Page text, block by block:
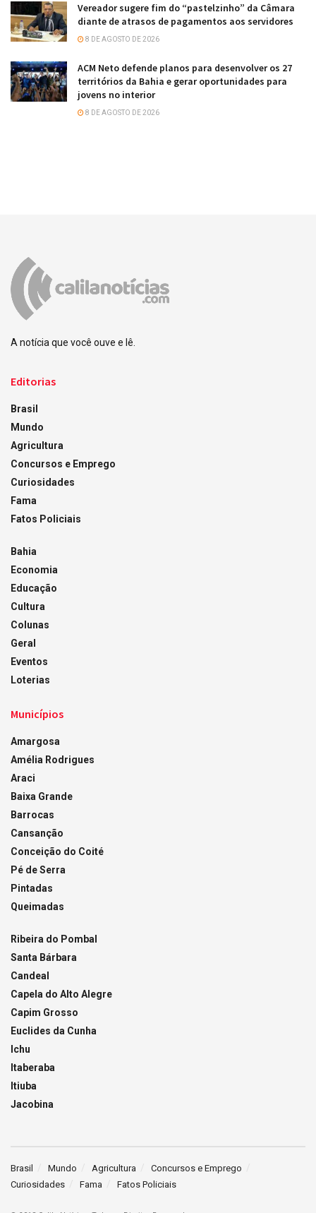
Vereador sugere fim do “pastelzinho” da Câmara
diante de atrasos de pagamentos aos servidores
8 DE AGOSTO DE 2026
ACM Neto defende planos para desenvolver os 27
territórios da Bahia e gerar oportunidades para
jovens no interior
8 DE AGOSTO DE 2026
A notícia que você ouve e lê.
Editorias
Brasil
Mundo
Agricultura
Concursos e Emprego
Curiosidades
Fama
Fatos Policiais
Bahia
Economia
Educação
Cultura
Colunas
Geral
Eventos
Loterias
Municípios
Amargosa
Amélia Rodrigues
Araci
Baixa Grande
Barrocas
Cansanção
Conceição do Coité
Pé de Serra
Pintadas
Queimadas
Ribeira do Pombal
Santa Bárbara
Candeal
Capela do Alto Alegre
Capim Grosso
Euclides da Cunha
Ichu
Itaberaba
Itiuba
Jacobina
Brasil Mundo Agricultura
Concursos e Emprego
Curiosidades
Fama Fatos Policiais